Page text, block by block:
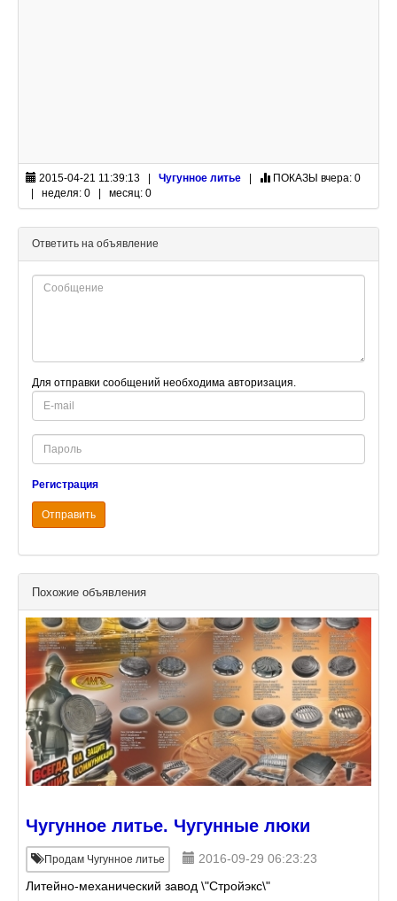
2015-04-21 11:39:13 | Чугунное литье ПОКАЗЫ вчера: 0
| неделя: 0 | месяц: 0
Ответить на объявление
Для отправки сообщений необходима авторизация.
E-
mail
Password
Регистрация
Отправить
Похожие объявления
Чугунное литье. Чугунные люки
Продам Чугунное литье
2016-09-29 06:23:23
Литейно-механический завод \"Стройэкс\"